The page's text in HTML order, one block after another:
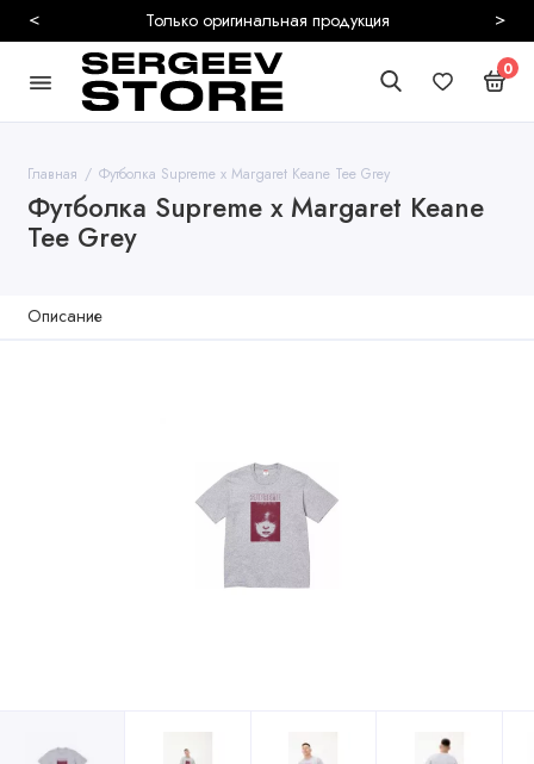
Только оригинальная продукция
< >
0
Главная Футболка Supreme x Margaret Keane Tee Grey
Футболка Supreme x Margaret Keane
Tee Grey
Описание